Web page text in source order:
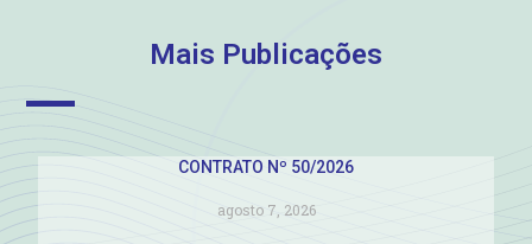
Mais Publicações
CONTRATO Nº 50/2026
agosto 7, 2026